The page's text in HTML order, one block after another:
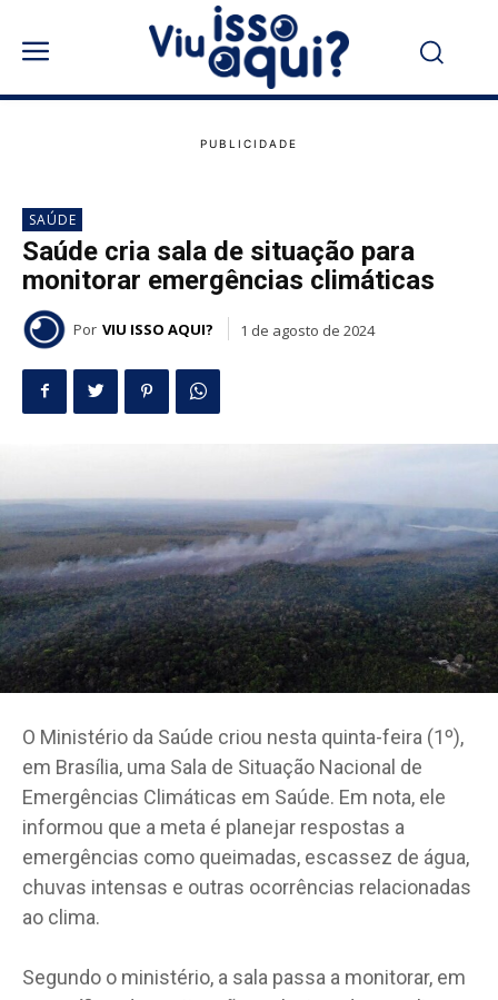
SAÚDE
Saúde cria sala de situação para
monitorar emergências climáticas
Por VIU ISSO AQUI? 1 de agosto de 2024
O Ministério da Saúde criou nesta quinta-feira (1º),
em Brasília, uma Sala de Situação Nacional de
Emergências Climáticas em Saúde. Em nota, ele
informou que a meta é planejar respostas a
emergências como queimadas, escassez de água,
chuvas intensas e outras ocorrências relacionadas
ao clima.
Segundo o ministério, a sala passa a monitorar, em